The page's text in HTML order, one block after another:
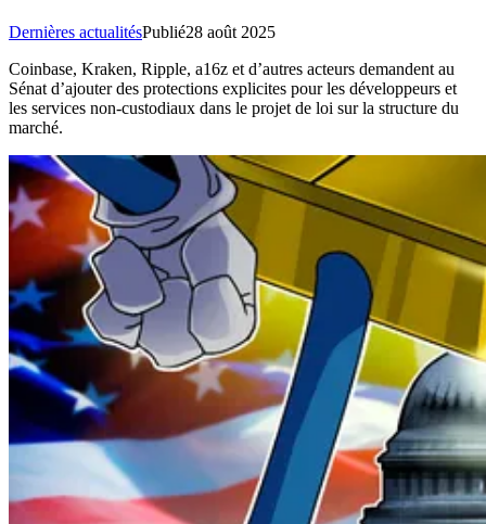
Dernières actualitésPublié28 août 2025
Coinbase, Kraken, Ripple, a16z et d’autres acteurs demandent au
Sénat d’ajouter des protections explicites pour les développeurs et
les services non-custodiaux dans le projet de loi sur la structure du
marché.